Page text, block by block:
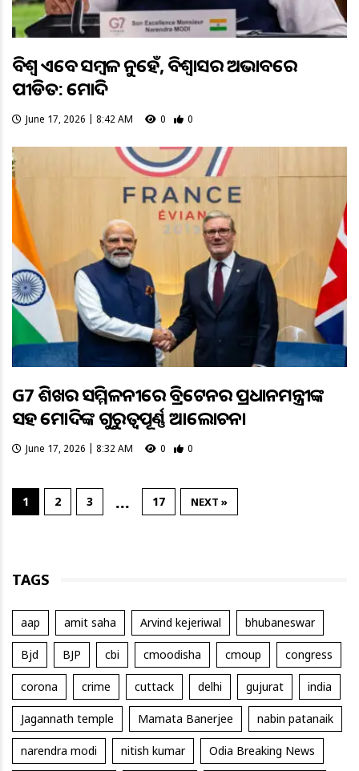
ବିଶ୍ବ ଏବେ ସମ୍ବଳ ନୁହେଁ, ବିଶ୍ୱାସର ଅଭାବରେ
ପୀଡିତ: ମୋଦି
June 17, 2026 | 8:42 AM 0 0
G7 ଶିଖର ସମ୍ମିଳନୀରେ ବ୍ରିଟେନର ପ୍ରଧାନମନ୍ତ୍ରୀଙ୍କ
ସହ ମୋଦିଙ୍କ ଗୁରୁତ୍ବପୂର୍ଣ୍ଣ ଆଲୋଚନା
June 17, 2026 | 8:32 AM 0 0
1 2 3 … 17 NEXT »
TAGS
aap amit saha Arvind kejeriwal bhubaneswar
Bjd BJP cbi cmoodisha cmoup congress
corona crime cuttack delhi gujurat india
Jagannath temple Mamata Banerjee nabin patanaik
narendra modi nitish kumar Odia Breaking News